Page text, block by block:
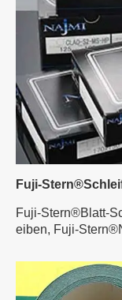
Fuji-
Fuji-Stern®Blatt-
eiben, Fuji-